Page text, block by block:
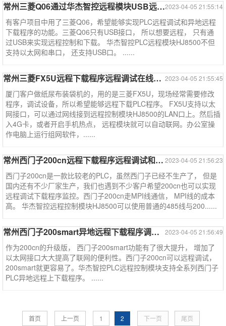
2023-04-05 21:55:14
常州三菱Q06通过华杰智控远程模块USB远程下载程序--三菱系列案例
有客户项目中用了三菱Q06，希望能够实现PLC远程调试和异地远程
下载程序的功能。三菱Q06只有USB接口， 所以想要远程， 只有通
过USB来实现远程控制和下载。 华杰智控PLC远程模块HJ8500不但
支持以太网和串口， 还支持USB口。 ......
2023-04-05 21:55:45
常州三菱FX5U远程下载程序远程调试在线监控----三菱系列案例
厦门客户做纸尿布装袋机的，用的是三菱FX5U，现场经常需要修改
程序，调试设备，所以希望能够远程下载PLC程序。 FX5U支持以太
网接口，可以通过网线接到远程控制模块HJ8500的LAN口上。然后插
入4G卡，或者开启手机热点， 远程模块就可以自动联网。办公室操
作电脑上运行组网软件，......
2023-04-05 21:56:23
常州西门子200cn远程下载程序远程调试和监控--西门子系列案例
西门子200cn是一款比较老的PLC，虽然西门子已经不生产了， 但是
国内还有不少厂家生产，我们也遇到不少客户希望200cn也可以实现
远程调试下载程序监控。西门子200cn走MPI线通信， MPI线的成本
高。 华杰智控远程控制模块HJ8500可以使用普通的485线与200......
2023-04-05 21:56:49
常州西门子200smart异地远程下载程序调试监控--西门子系列案例
作为200cn的升级版， 西门子200smart功能有了很大提升， 增加了
以太网接口大大提高了联网的便利性。西门子200cn可以远程调试，
200smart就更容易了。华杰智控PLC远程控制模块支持全系列西门子
PLC异地远程上下载程序。 ......
首页 上一页 1 2 下一页 尾页